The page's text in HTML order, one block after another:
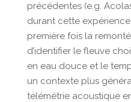
précédentes (e.g.
durant cette
première fois la
d’identifier le fleuve
en eau douce et le
un contexte plus
télémétrie acoustique